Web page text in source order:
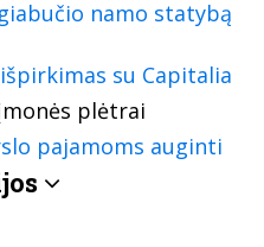
namo statybą
su Capitalia
plėtrai
pajamoms auginti